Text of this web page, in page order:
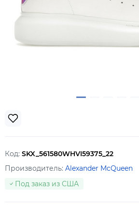
Код: SKX_561580WHVI59375_22
Производитель: Alexander McQueen
Под заказ из США